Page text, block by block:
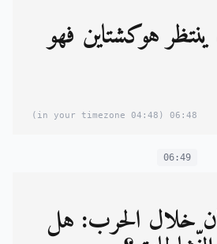
هوكشتاين فهو
06:48
(04:48 in your timezone)
06:49
خلال الحرب: هل